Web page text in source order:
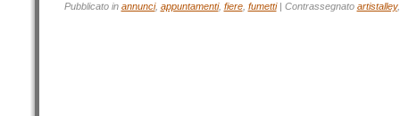
Pubblicato in annunci, appuntamenti, fiere, fumetti| Contrassegnato artistalley